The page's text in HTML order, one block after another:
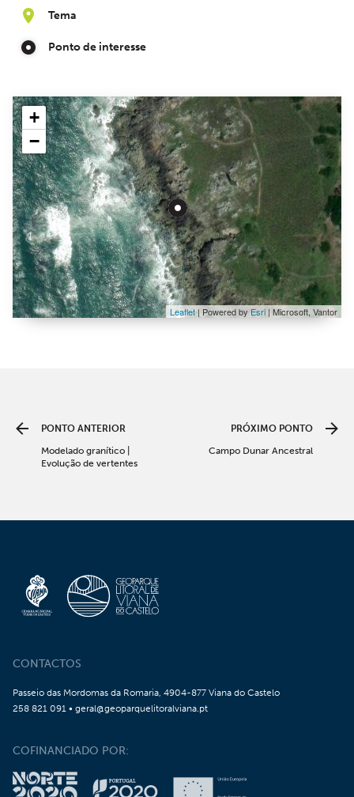
Tema
Ponto de interesse
+
−
Leaflet| Powered by Esri | Microsoft, Vantor
PONTO ANTERIOR
Modelado granítico |
Evolução de vertentes
PRÓXIMO PONTO
Campo Dunar Ancestral
CONTACTOS
Passeio das Mordomas da Romaria, 4904-877 Viana do Castelo
258 821 091 • geral@geoparquelitoralviana.pt
COFINANCIADO POR: